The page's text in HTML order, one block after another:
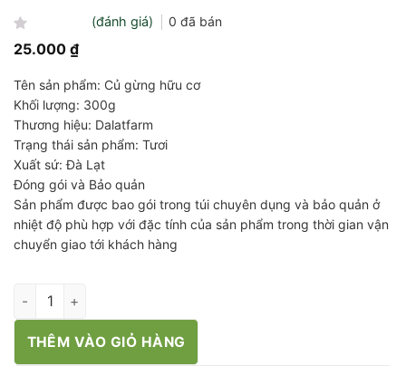
Được
xếp
0
5
sao
(đánh giá) 0 đã bán
25.000 ₫
Tên sản phẩm: Củ gừng hữu cơ
Khối lượng: 300g
Thương hiệu: Dalatfarm
Trạng thái sản phẩm: Tươi
Xuất sứ: Đà Lạt
Đóng gói và Bảo quản
Sản phẩm được bao gói trong túi chuyên dụng và bảo quản ở
nhiệt độ phù hợp với đặc tính của sản phẩm trong thời gian vận
chuyển giao tới khách hàng
Củ gừng hữu cơ số lượng
THÊM VÀO GIỎ HÀNG